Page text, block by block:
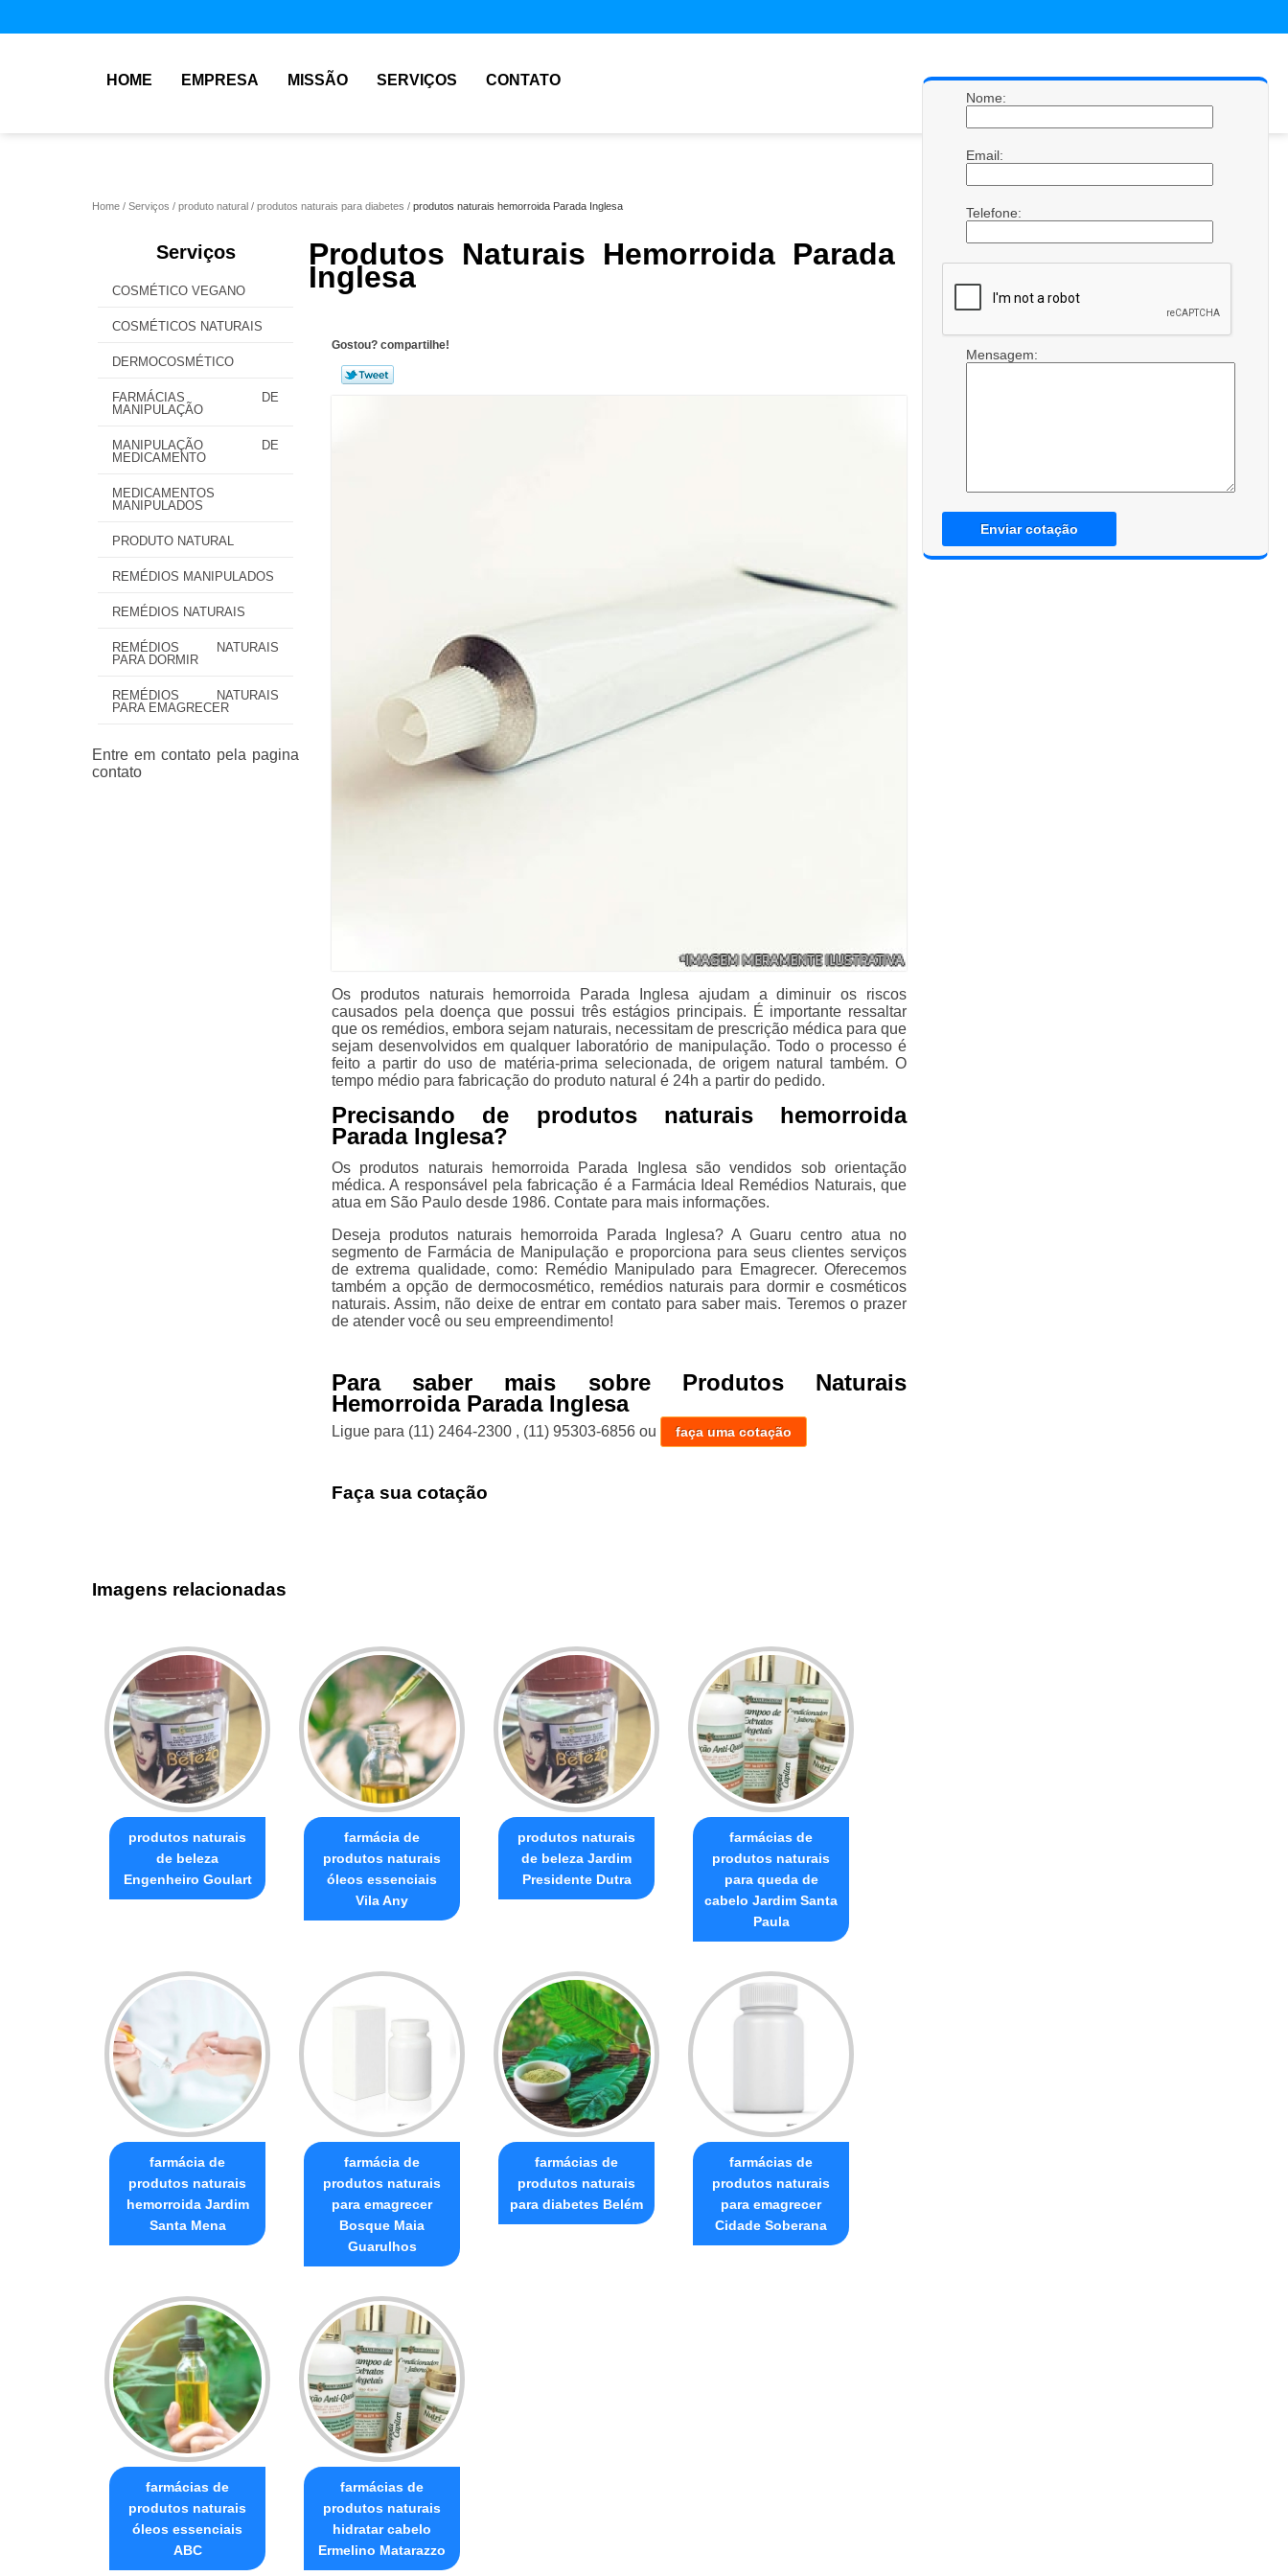
HOME EMPRESA MISSÃO SERVIÇOS CONTATO
Home Serviços produto natural produtos naturais para diabetes produtos naturais hemorroida Parada Inglesa
Serviços
COSMÉTICO VEGANO
COSMÉTICOS NATURAIS
DERMOCOSMÉTICO
FARMÁCIAS DE
MANIPULAÇÃO
MANIPULAÇÃO DE
MEDICAMENTO
MEDICAMENTOS
MANIPULADOS
PRODUTO NATURAL
REMÉDIOS MANIPULADOS
REMÉDIOS NATURAIS
REMÉDIOS NATURAIS
PARA DORMIR
REMÉDIOS NATURAIS
PARA EMAGRECER
Produtos Naturais Hemorroida Parada
Inglesa
Gostou? compartilhe!
Os produtos naturais hemorroida Parada Inglesa ajudam a diminuir os riscos
causados pela doença que possui três estágios principais. É importante ressaltar
que os remédios, embora sejam naturais, necessitam de prescrição médica para que
sejam desenvolvidos em qualquer laboratório de manipulação. Todo o processo é
feito a partir do uso de matéria-prima selecionada, de origem natural também. O
tempo médio para fabricação do produto natural é 24h a partir do pedido.
Precisando de produtos naturais hemorroida
Parada Inglesa?
Os produtos naturais hemorroida Parada Inglesa são vendidos sob orientação
médica. A responsável pela fabricação é a Farmácia Ideal Remédios Naturais, que
atua em São Paulo desde 1986. Contate para mais informações.
Deseja produtos naturais hemorroida Parada Inglesa? A Guaru centro atua no
segmento de Farmácia de Manipulação e proporciona para seus clientes serviços
de extrema qualidade, como: Remédio Manipulado para Emagrecer. Oferecemos
também a opção de dermocosmético, remédios naturais para dormir e cosméticos
naturais. Assim, não deixe de entrar em contato para saber mais. Teremos o prazer
de atender você ou seu empreendimento!
Para saber mais sobre Produtos Naturais
Hemorroida Parada Inglesa
Ligue para (11) 2464-2300 , (11) 95303-6856 ou faça uma cotação
Faça sua cotação
Nome:
Email:
Telefone:
Mensagem:
Enviar cotação
Imagens relacionadas
produtos naturais
de beleza
Engenheiro Goulart
farmácia de
produtos naturais
óleos essenciais
Vila Any
produtos naturais
de beleza Jardim
Presidente Dutra
farmácias de
produtos naturais
para queda de
cabelo Jardim Santa
Paula
farmácia de
produtos naturais
hemorroida Jardim
Santa Mena
farmácia de
produtos naturais
para emagrecer
Bosque Maia
Guarulhos
farmácias de
produtos naturais
para diabetes Belém
farmácias de
produtos naturais
para emagrecer
Cidade Soberana
farmácias de
produtos naturais
óleos essenciais
ABC
farmácias de
produtos naturais
hidratar cabelo
Ermelino Matarazzo